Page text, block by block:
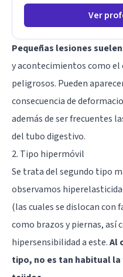
Ver
Pequeñas lesiones
y acontecimientos como el
peligrosos. Pueden
consecuencia de
además de ser frecuentes
del tubo digestivo.
2. Tipo hipermóvil
Se trata del segundo tipo
observamos
(las cuales se dislocan con
como brazos y piernas, así
hipersensibilidad a este.Al
tipo, no es tan habitual